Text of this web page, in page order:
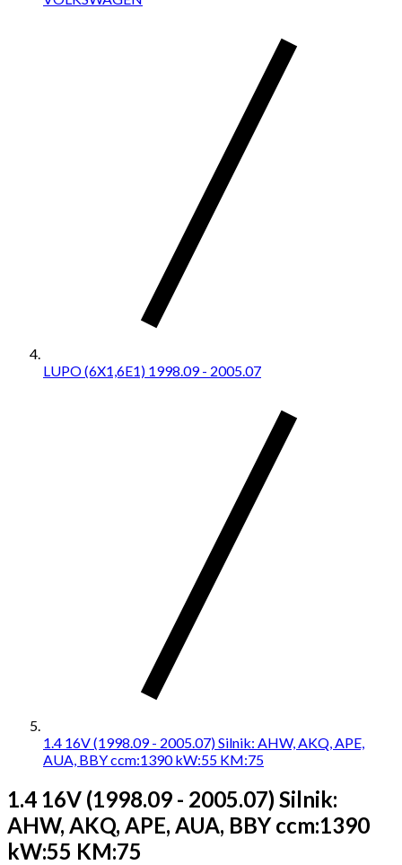
LUPO (6X1,6E1) 1998.09 - 2005.07
1.4 16V (1998.09 - 2005.07) Silnik: AHW, AKQ, APE,
AUA, BBY ccm:1390 kW:55 KM:75
1.4 16V (1998.09 - 2005.07) Silnik:
AHW, AKQ, APE, AUA, BBY ccm:1390
kW:55 KM:75